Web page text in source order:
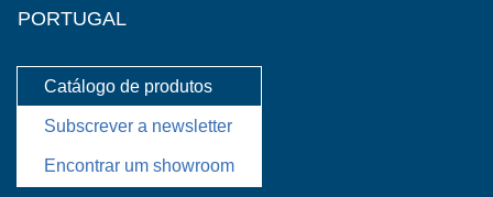
PORTUGAL
Catálogo de produtos
Subscrever a newsletter
Encontrar um showroom